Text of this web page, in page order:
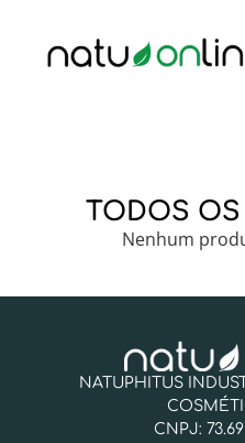
TODOS OS
Nenhum
NATUPHITUS
CNPJ: